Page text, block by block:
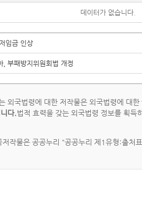
데이터가 없습니다.
임금 인상
, 부패방지위원회법 개정
외국법령에 대한 저작물은 외국법령에 대한
다.법적 효력을 갖는 외국법령 정보를 획득
저작물은 공공누리 "공공누리 제1유형:출처